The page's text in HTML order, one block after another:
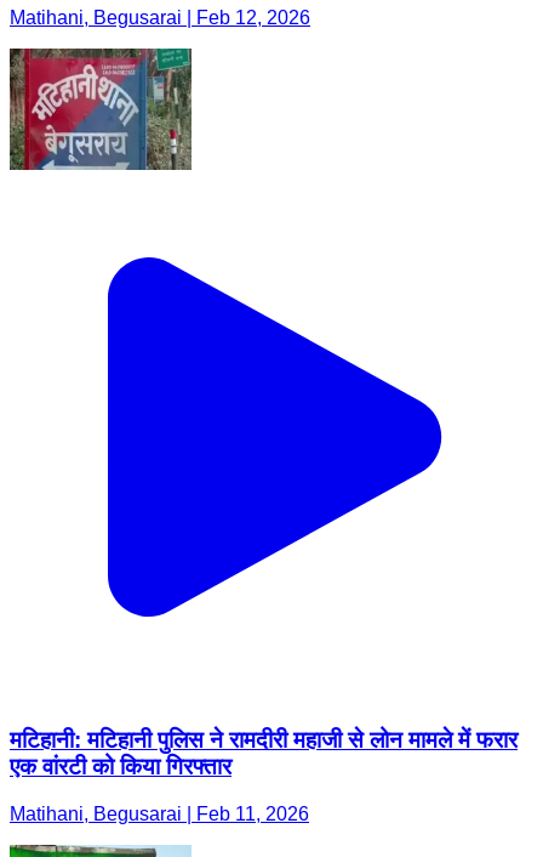
Matihani, Begusarai | Feb 12, 2026
मटिहानी: मटिहानी पुलिस ने रामदीरी महाजी से लोन मामले में फरार
एक वांरटी को किया गिरफ्तार
Matihani, Begusarai | Feb 11, 2026